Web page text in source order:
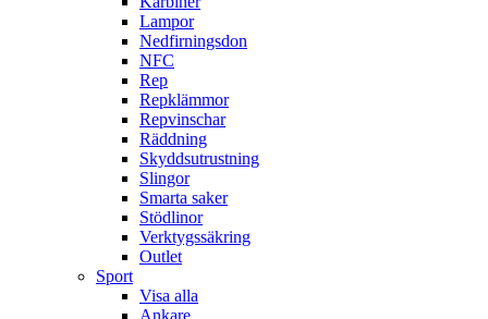
Lampor
Nedfirningsdon
NFC
Rep
Repklämmor
Repvinschar
Räddning
Skyddsutrustning
Slingor
Smarta saker
Stödlinor
Verktygssäkring
Outlet
Sport
Visa alla
Ankare